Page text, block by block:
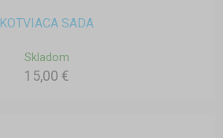
KOTVIACA SADA
Skladom
15,00 €